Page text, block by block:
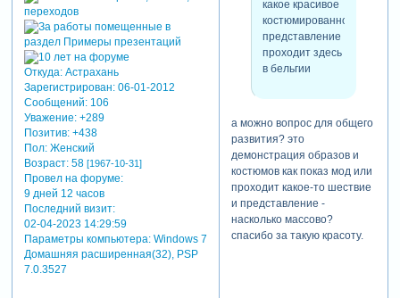
Откуда:Астрахань
Зарегистрирован: 06-01-2012
Сообщений:106
Уважение: +289
Позитив: +438
Пол:Женский
Возраст:58 [1967-10-31]
Провел на форуме:
9 дней 12 часов
Последний визит:
02-04-2023 14:29:59
Параметры компьютера:Windows 7
Домашняя расширенная(32), PSP
7.0.3527
какое красивое
костюмированное
представление
проходит здесь
в бельгии
а можно вопрос для общего
развития? это
демонстрация образов и
костюмов как показ мод или
проходит какое-то шествие
и представление -
насколько массово?
спасибо за такую красоту.